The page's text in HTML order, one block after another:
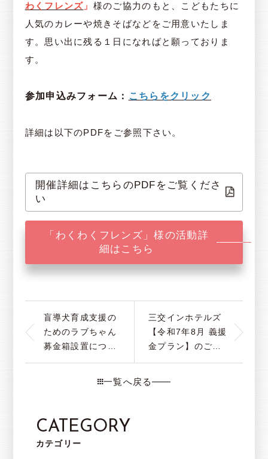
わくフレンズ 」 様のご協力のもと、こどもたちに
人気のカレーや焼きそばなどをご用意いたしま
す。思い出に残る１日になればと願っておりま
す。
参加申込みフォーム： こちらをクリック
詳細は以下のPDFをご参照下さい。
開催詳細はこちらのPDFをご覧くださ
い
「わくわくフレンズ」様の活動詳
細はこちら
盲導犬育成支援の
ためのラブちゃん
募金箱設置につい
三交インホテルズ
【令和7年8月 義援
金プラン】のご報
一覧へ戻る
CATEGORY
カテゴリー